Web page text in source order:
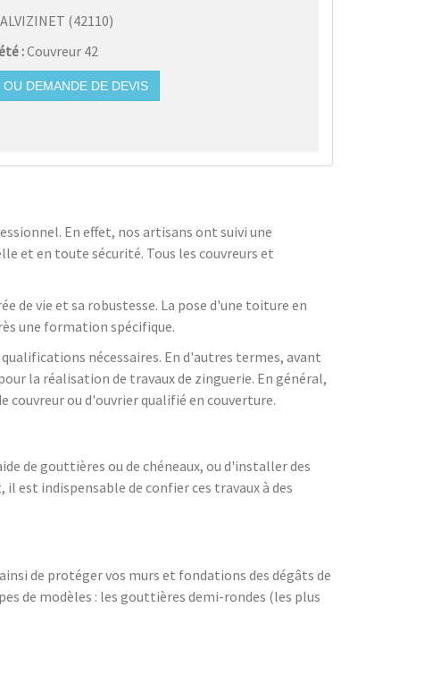
(42110)
:Couvreur 42
DEMANDE DE DEVIS
En effet, nos artisans ont suivi une
et en toute sécurité. Tous les couvreurs et
de vie et sa robustesse. La pose d'une toiture en
une formation spécifique.
nécessaires. En d'autres termes, avant
la réalisation de travaux de zinguerie. En général,
ou d'ouvrier qualifié en couverture.
de gouttières ou de chéneaux, ou d'installer des
est indispensable de confier ces travaux à des
de protéger vos murs et fondations des dégâts de
de modèles : les gouttières demi-rondes (les plus